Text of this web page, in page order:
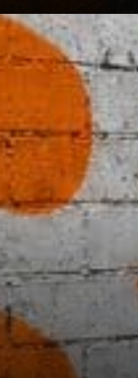
Les niveaux
dessous
attirent
Bitcoin,
moyenne
agit souvent
plancher à